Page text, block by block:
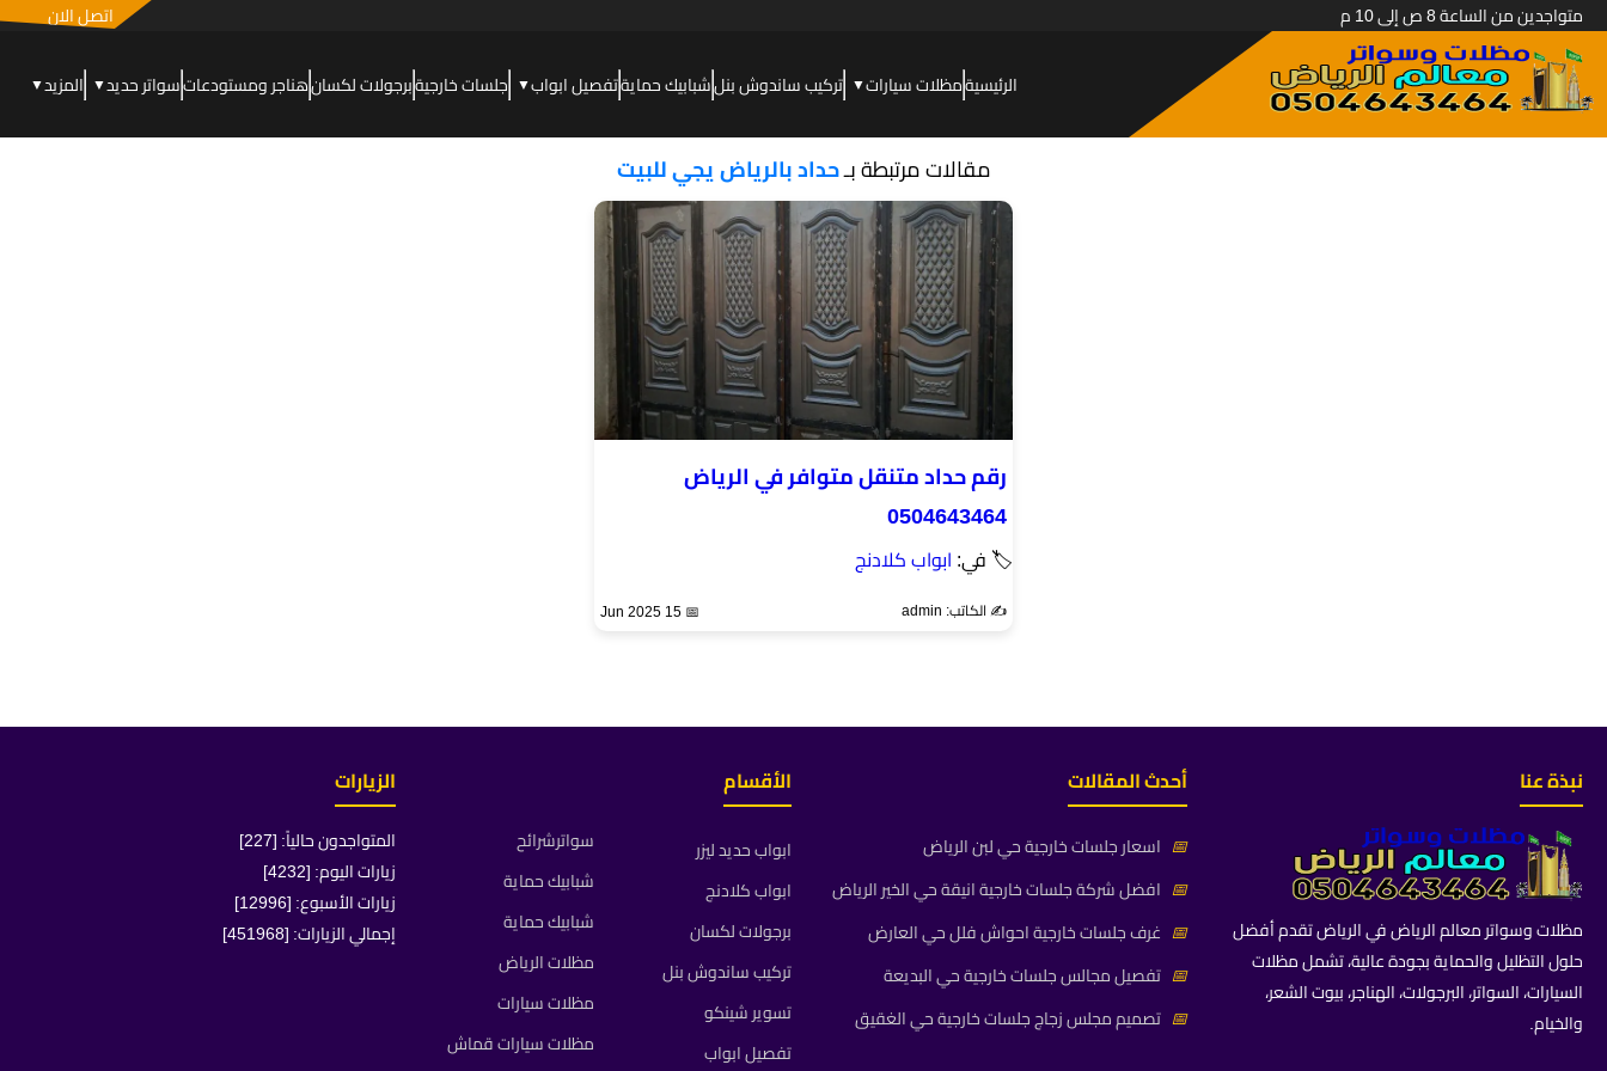
متواجدين من الساعة 8 ص إلى 10 م اتصل الان
الرئيسيةمظلات سيارات▼ تركيب ساندوش بنلشبابيك حمايةتفصيل ابواب▼ جلسات خارجيةبرجولات لكسانهناجر ومستودعاتسواتر حديد▼ المزيد▼
مقالات مرتبطة بـحداد بالرياض يجي للبيت
رقم حداد متنقل متوافر في الرياض
0504643464
🏷 في: ابواب كلادنج
✍️ الكاتب: admin 📅 15 Jun 2025
نبذة عنا
مظلات وسواتر معالم الرياض في الرياض تقدم أفضل
حلول التظليل والحماية بجودة عالية، تشمل مظلات
السيارات، السواتر، البرجولات، الهناجر، بيوت الشعر،
والخيام.
أحدث المقالات
📅 اسعار جلسات خارجية حي لبن الرياض
📅 افضل شركة جلسات خارجية انيقة حي الخير الرياض
📅 غرف جلسات خارجية احواش فلل حي العارض
📅 تفصيل مجالس جلسات خارجية حي البديعة
📅 تصميم مجلس زجاج جلسات خارجية حي الغقيق
الأقسام
ابواب حديد ليزر
ابواب كلادنج
برجولات لكسان
تركيب ساندوش بنل
تسوير شينكو
تفصيل ابواب
سواترشرائح
شبابيك حماية
شبابيك حماية
مظلات الرياض
مظلات سيارات
مظلات سيارات قماش
الزيارات
المتواجدون حالياً: [227]
زيارات اليوم: [4232]
زيارات الأسبوع: [12996]
إجمالي الزيارات: [451968]